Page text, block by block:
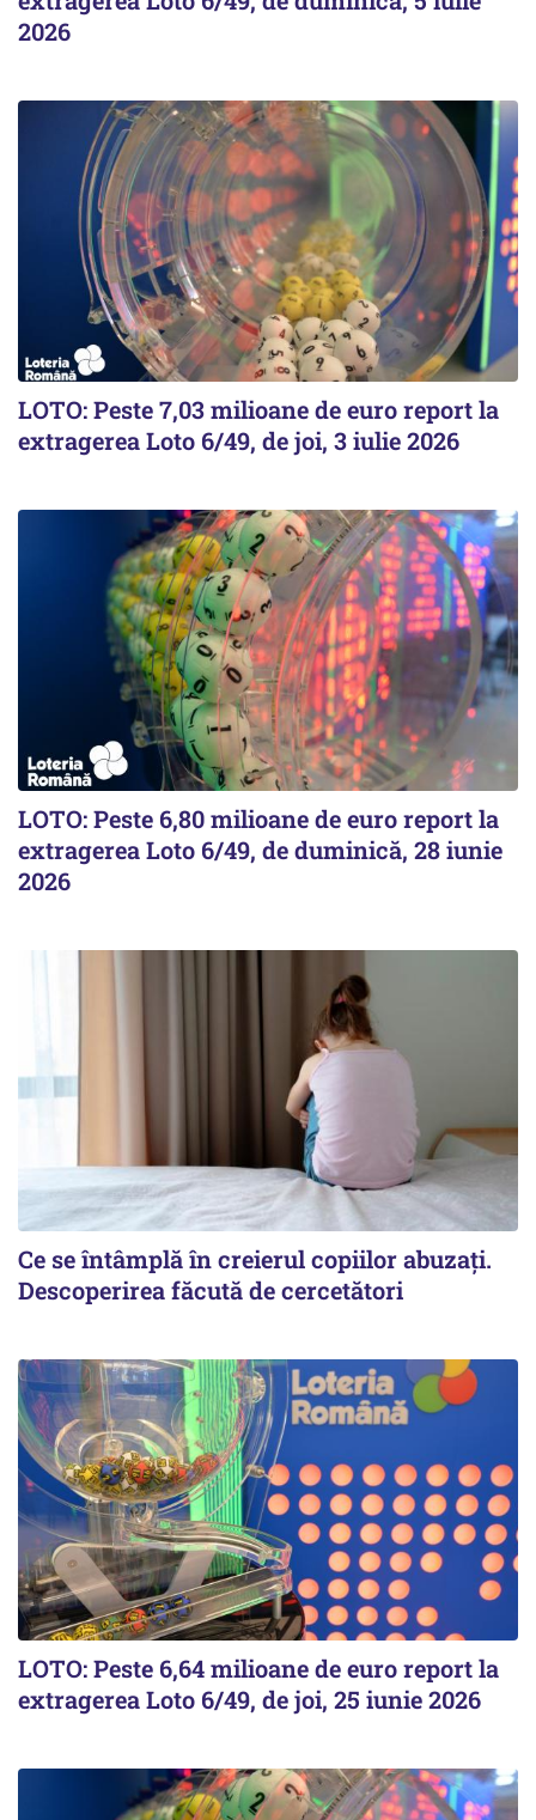
2026
LOTO: Peste 7,03 milioane de euro report la
extragerea Loto 6/49, de joi, 3 iulie 2026
LOTO: Peste 6,80 milioane de euro report la
extragerea Loto 6/49, de duminică, 28 iunie
2026
Ce se întâmplă în creierul copiilor abuzați.
Descoperirea făcută de cercetători
LOTO: Peste 6,64 milioane de euro report la
extragerea Loto 6/49, de joi, 25 iunie 2026